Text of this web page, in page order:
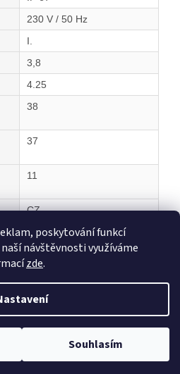
poskytování funkcí
návštěvnosti využíváme
zde.
Souhlasím
230 V / 50 Hz
I.
3,8
4.25
38
37
11
CZ
TOPENÍ. Všechna práva vyhrazena.
cookies